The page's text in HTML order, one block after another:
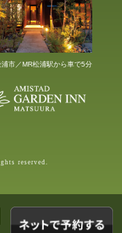
市／MR松浦駅から車で5分
reserved.